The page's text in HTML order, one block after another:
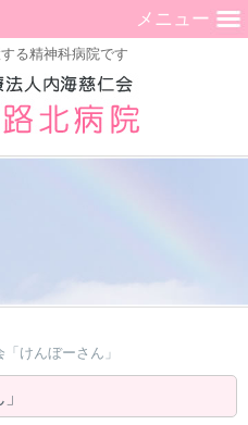
る精神科病院です
メニュー
けんぼーさん」